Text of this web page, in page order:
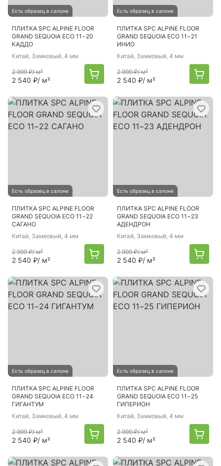
Есть образец в салоне
ПЛИТКА SPC ALPINE FLOOR
GRAND SEQUOIA ECO 11−20
КАДДО
Китай, Замковый, 4 мм
2 999 ₽/ м²
2 540 ₽/ м²
Есть образец в салоне
ПЛИТКА SPC ALPINE FLOOR
GRAND SEQUOIA ECO 11−21
ИНИО
Китай, Замковый, 4 мм
2 999 ₽/ м²
2 540 ₽/ м²
Есть образец в салоне
ПЛИТКА SPC ALPINE FLOOR
GRAND SEQUOIA ECO 11−22
САГАНО
Китай, Замковый, 4 мм
2 999 ₽/ м²
2 540 ₽/ м²
Есть образец в салоне
ПЛИТКА SPC ALPINE FLOOR
GRAND SEQUOIA ECO 11−23
АДЕНДРОН
Китай, Замковый, 4 мм
2 999 ₽/ м²
2 540 ₽/ м²
Есть образец в салоне
ПЛИТКА SPC ALPINE FLOOR
GRAND SEQUOIA ECO 11−24
ГИГАНТУМ
Китай, Замковый, 4 мм
2 999 ₽/ м²
2 540 ₽/ м²
Есть образец в салоне
ПЛИТКА SPC ALPINE FLOOR
GRAND SEQUOIA ECO 11−25
ГИПЕРИОН
Китай, Замковый, 4 мм
2 999 ₽/ м²
2 540 ₽/ м²